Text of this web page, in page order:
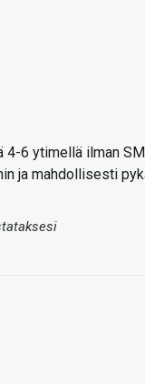
6 ytimellä ilman
ja mahdollisesti